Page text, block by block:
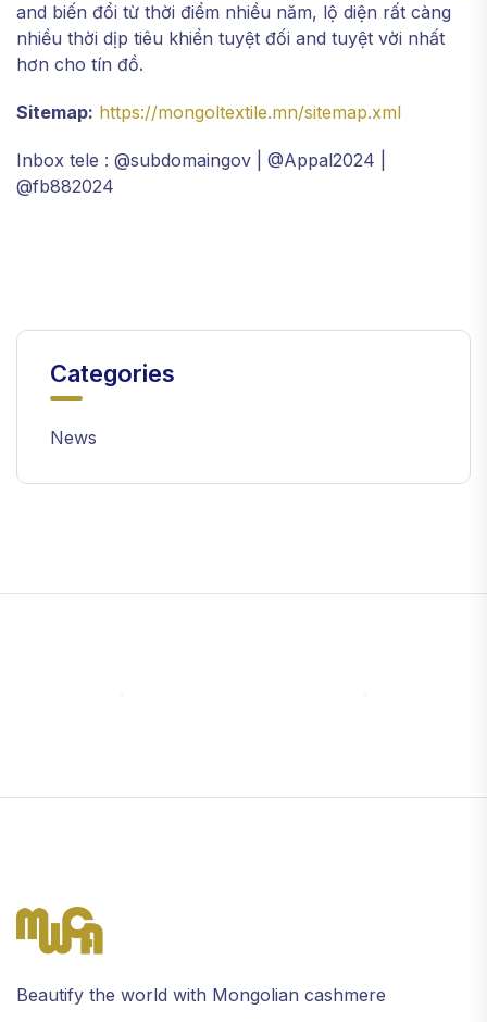
and biến đổi từ thời điểm nhiều năm, lộ diện rất càng
nhiều thời dịp tiêu khiển tuyệt đối and tuyệt vời nhất
hơn cho tín đồ.
Sitemap: https://mongoltextile.mn/sitemap.xml
Inbox tele : @subdomaingov | @Appal2024 |
@fb882024
Categories
News
Beautify the world with Mongolian cashmere